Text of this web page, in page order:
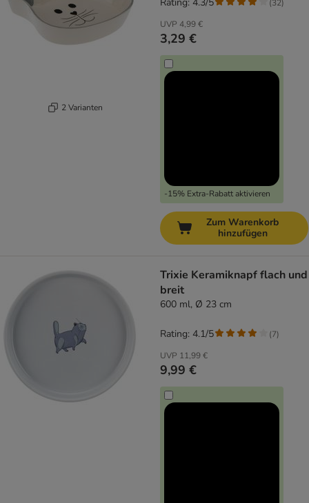
2 Varianten
UVP 4,99 €
3,29 €
-15% Extra-Rabatt aktivieren
(32)
Zum Warenkorb
hinzufügen
Trixie Keramiknapf flach und
breit
600 ml, Ø 23 cm
UVP 11,99 €
9,99 €
Rating: 4.1/5 (7)